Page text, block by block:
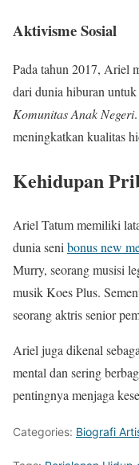
Aktivisme Sosial
Pada tahun 2017, Ariel
dari dunia hiburan
Komunitas Anak Negeri
meningkatkan kualitas
Kehidupan
Ariel Tatum memiliki
dunia seni bonus new
Murry, seorang musisi
musik Koes Plus.
seorang aktris senior
Ariel juga dikenal
mental dan sering
pentingnya menjaga
Categories: Biografi